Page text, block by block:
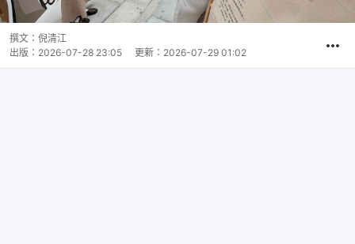
撰文： 倪清江
出版： 2026-07-28 23:05 更新： 2026-07-29 01:02